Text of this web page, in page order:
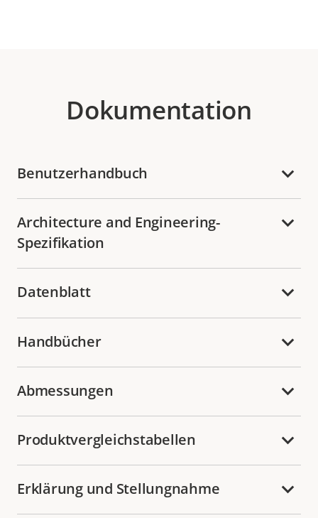
Dokumentation
Benutzerhandbuch
Architecture and Engineering-
Spezifikation
Datenblatt
Handbücher
Abmessungen
Produktvergleichstabellen
Erklärung und Stellungnahme